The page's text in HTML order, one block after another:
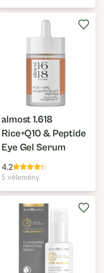
almost 1.618
Rice+Q10 & Peptide
Eye Gel Serum
4.2
5 vélemény